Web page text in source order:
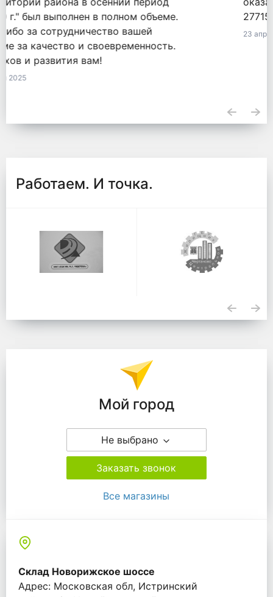
2771548855820000050 от 18.09.2020.
23 апреля 2025
Работаем. И точка.
Мой город
Не выбрано
Заказать звонок
Все магазины
Склад Новорижское шоссе
Адрес: Московская обл, Истринский